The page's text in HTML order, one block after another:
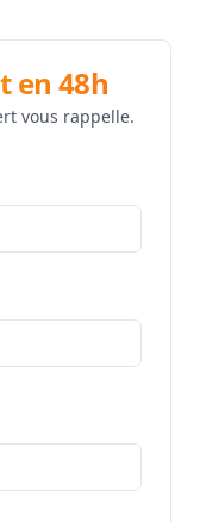
en 48h
vous rappelle.